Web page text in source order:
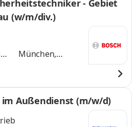
- Gebiet
(w/m/div.)
München,
Außendienst (m/w/d)